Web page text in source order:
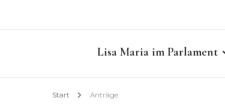
Lisa Maria im Parlament
Start Anträge